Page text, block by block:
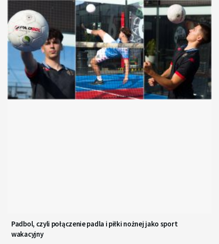
Padbol, czyli połączenie padla i piłki nożnej jako sport
wakacyjny